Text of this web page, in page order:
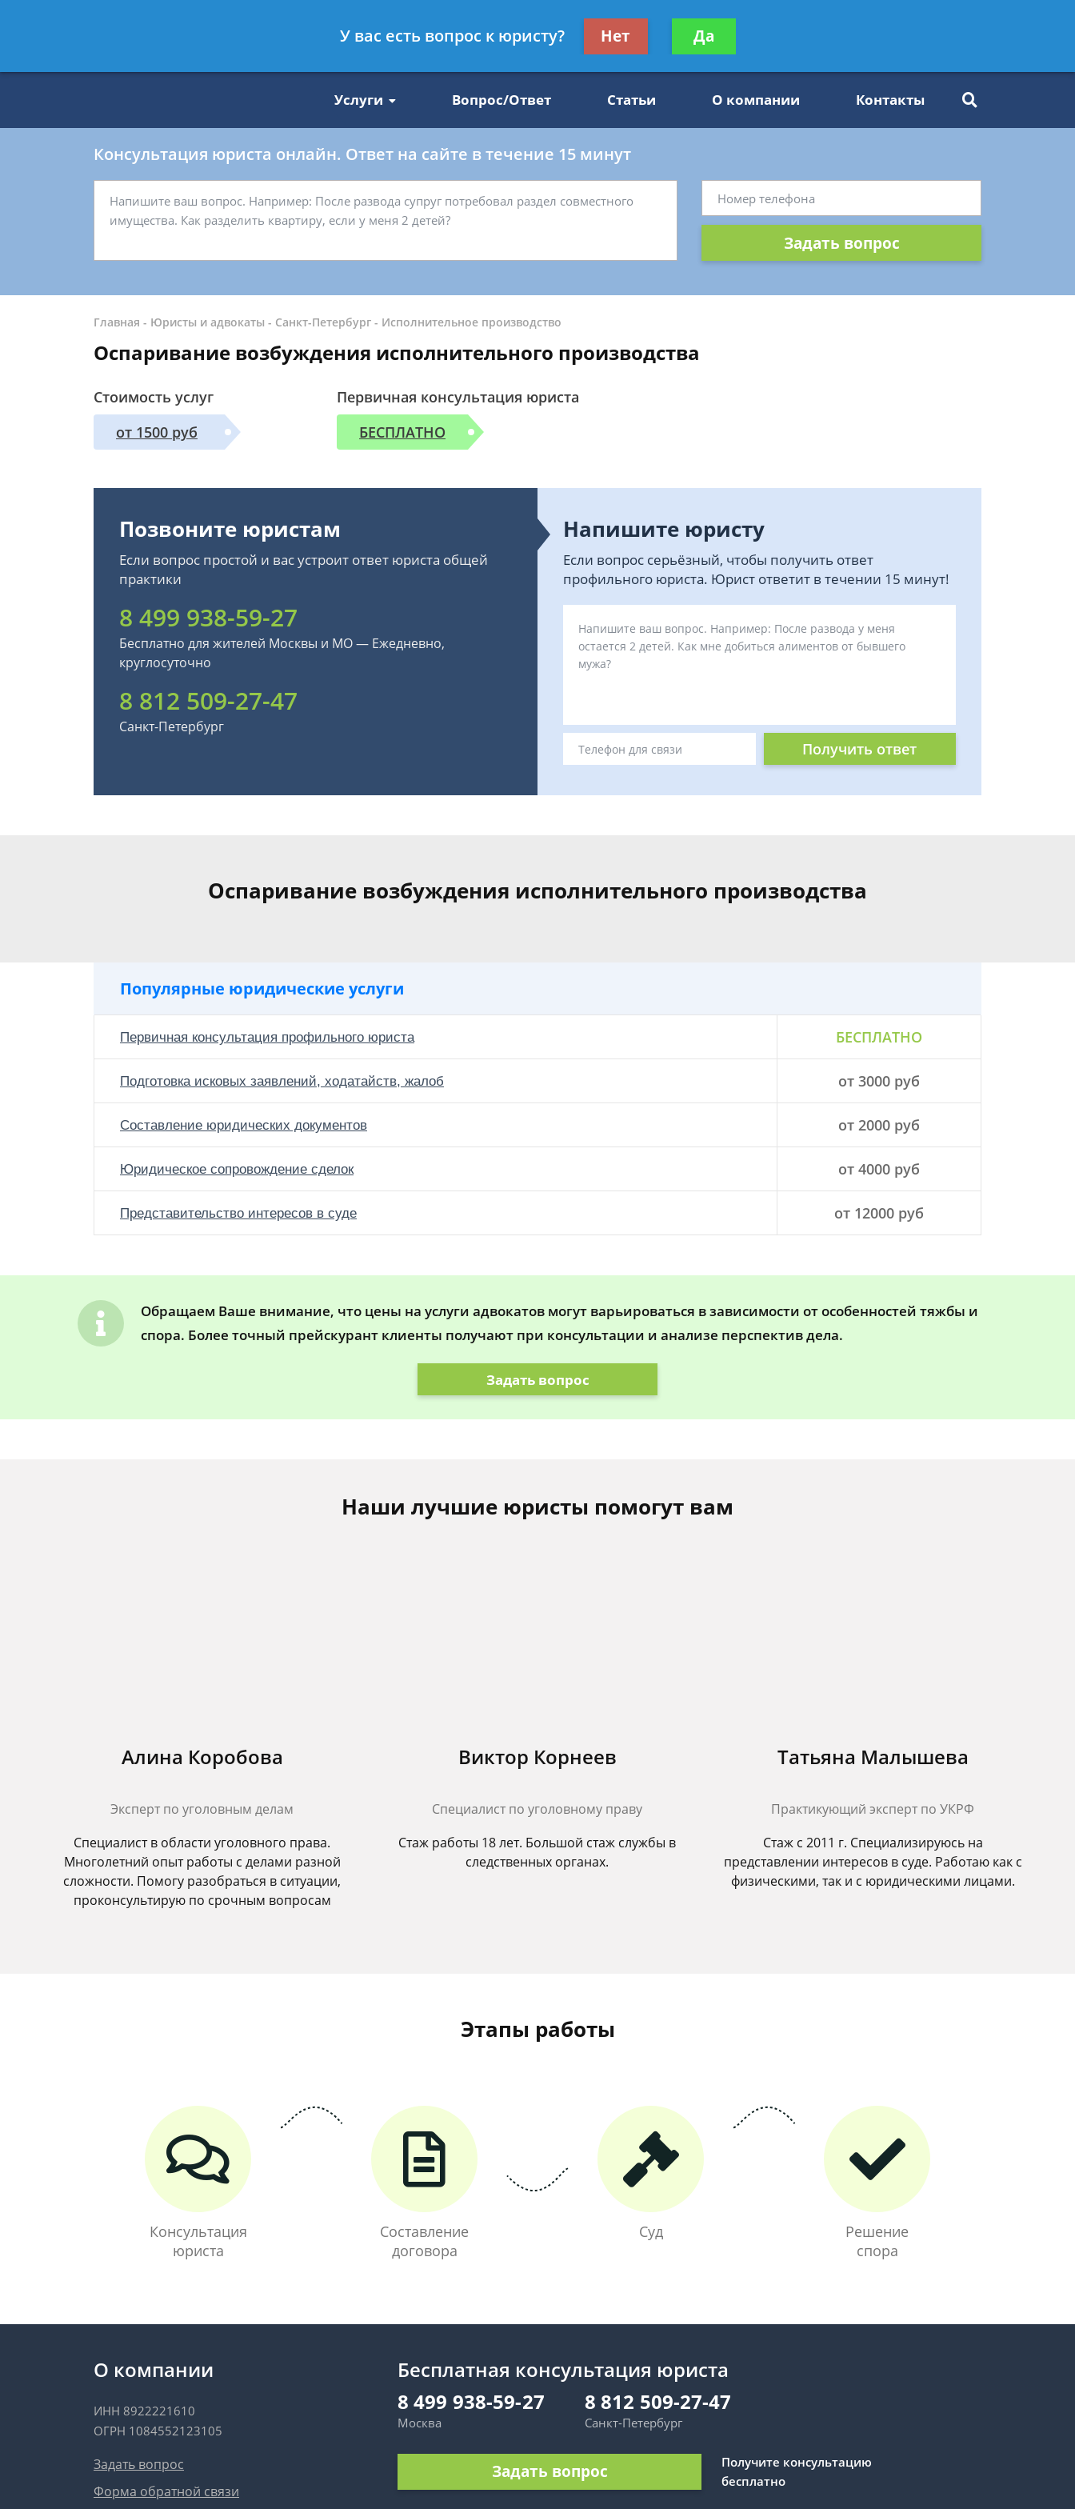
8 812 509-27-47
Получите консультацию
бесплатно
Услуги Вопрос/Ответ Статьи О компании Контакты
Консультация юриста онлайн. Ответ на сайте в течение 15 минут
Задать вопрос
Главная - Юристы и адвокаты - Санкт-Петербург - Исполнительное производство
Оспаривание возбуждения исполнительного производства
Стоимость услуг
от 1500 руб
Первичная консультация юриста
БЕСПЛАТНО
Позвоните юристам
Если вопрос простой и вас устроит ответ юриста общей
практики
8 499 938-59-27
Бесплатно для жителей Москвы и МО — Ежедневно,
круглосуточно
8 812 509-27-47
Санкт-Петербург
Напишите юристу
Если вопрос серьёзный, чтобы получить ответ
профильного юриста. Юрист ответит в течении 15 минут!
Получить ответ
Оспаривание возбуждения исполнительного производства
Популярные юридические услуги
Первичная консультация профильного юриста БЕСПЛАТНО
Подготовка исковых заявлений, ходатайств, жалоб от 3000 руб
Составление юридических документов от 2000 руб
Юридическое сопровождение сделок от 4000 руб
Представительство интересов в суде от 12000 руб
Обращаем Ваше внимание, что цены на услуги адвокатов могут варьироваться в зависимости от особенностей тяжбы и
спора. Более точный прейскурант клиенты получают при консультации и анализе перспектив дела.
Задать вопрос
Наши лучшие юристы помогут вам
Алина Коробова
Эксперт по уголовным делам
Специалист в области уголовного права.
Многолетний опыт работы с делами разной
сложности. Помогу разобраться в ситуации,
проконсультирую по срочным вопросам
Виктор Корнеев
Cпециалист по уголовному праву
Стаж работы 18 лет. Большой стаж службы в
следственных органах.
Татьяна Малышева
Практикующий эксперт по УКРФ
Стаж с 2011 г. Специализируюсь на
представлении интересов в суде. Работаю как с
физическими, так и с юридическими лицами.
Этапы работы
Консультация
юриста
Составление
договора
Суд
Решение
спора
О компании
ИНН 8922221610
ОГРН 1084552123105
Задать вопрос
Форма обратной связи
Бесплатная консультация юриста
8 499 938-59-27
Москва
8 812 509-27-47
Санкт-Петербург
Задать вопрос
Получите консультацию
бесплатно
У вас есть вопрос к юристу? Нет Да